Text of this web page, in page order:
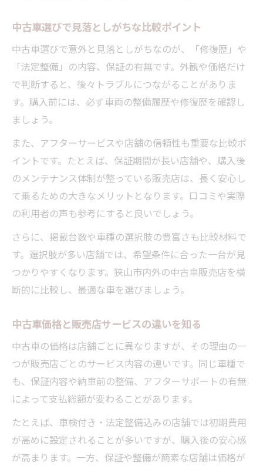
中古車のメンテナンスで長く安心して乗る
中古車選びで見落としがちな比較ポイント
中古車選びで意外と見落としがちなのが、「修復歴」や
「法定整備」の内容、保証の有無です。外観や価格だけ
で判断すると、後々トラブルにつながることがありま
す。購入前には、必ず車両の整備履歴や修復歴を確認し
ましょう。
また、アフターサービスや店舗の信頼性も重要な比較ポ
イントです。たとえば、保証期間が長い店舗や、購入後
のメンテナンス体制が整っている販売店は、長く安心し
て乗るための大きなメリットとなります。口コミや実際
の利用者の声も参考にすると良いでしょう。
さらに、掲載台数や車種の選択肢の豊富さも比較材料で
す。選択肢が多い店舗では、希望条件に合った一台が見
つかりやすくなります。狭山市内外の中古車販売店を横
断的に比較し、最適な車を選びましょう。
中古車価格と販売店サービスの違いを知る
中古車の価格は店舗ごとに異なりますが、その理由の一
つが販売店ごとのサービス内容の違いです。同じ車種で
も、保証内容や納車前の整備、アフターサポートの有無
によって支払総額が変わることがあります。
たとえば、車検付き・法定整備込みの店舗では初期費用
が高めに設定されることが多いですが、購入後の安心感
が高まります。一方、保証や整備が簡素な店舗は価格が